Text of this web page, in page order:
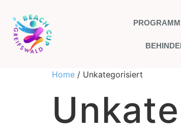
PROGRAMM
Home / Unkategorisiert